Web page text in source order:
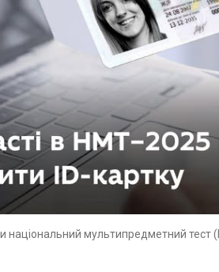
національний мультипредметний